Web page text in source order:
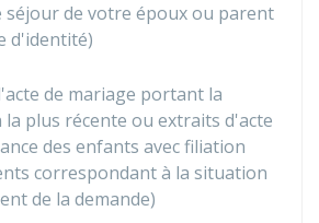
séjour de votre époux ou parent
d'identité)
de mariage portant la
la plus récente ou extraits d'acte
des enfants avec filiation
correspondant à la situation
de la demande)